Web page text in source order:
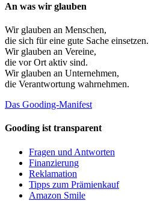
An was wir glauben
Wir glauben an Menschen,
die sich für eine gute Sache einsetzen.
Wir glauben an Vereine,
die vor Ort aktiv sind.
Wir glauben an Unternehmen,
die Verantwortung wahrnehmen.
Das Gooding-Manifest
Gooding ist transparent
Fragen und Antworten
Finanzierung
Reklamation
Tipps zum Prämienkauf
Amazon Smile